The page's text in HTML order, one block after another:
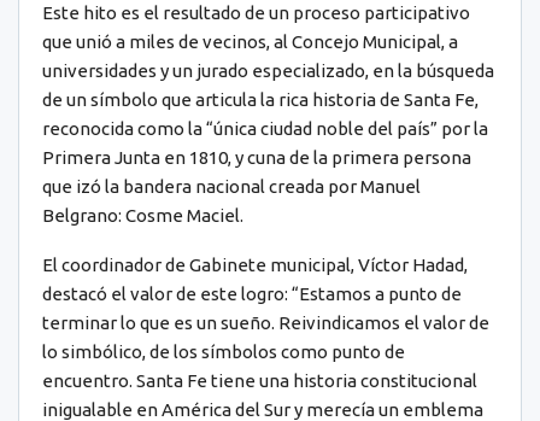
Este hito es el resultado de un proceso participativo
que unió a miles de vecinos, al Concejo Municipal, a
universidades y un jurado especializado, en la búsqueda
de un símbolo que articula la rica historia de Santa Fe,
reconocida como la “única ciudad noble del país” por la
Primera Junta en 1810, y cuna de la primera persona
que izó la bandera nacional creada por Manuel
Belgrano: Cosme Maciel.
El coordinador de Gabinete municipal, Víctor Hadad,
destacó el valor de este logro: “Estamos a punto de
terminar lo que es un sueño. Reivindicamos el valor de
lo simbólico, de los símbolos como punto de
encuentro. Santa Fe tiene una historia constitucional
inigualable en América del Sur y merecía un emblema